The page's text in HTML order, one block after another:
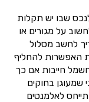
שבו יש תקלות
על מגורים או
לחשב מסלול
האפשרות להחליף
חייבות אם כך
שמעוגן בחוקים
לאלמנטים